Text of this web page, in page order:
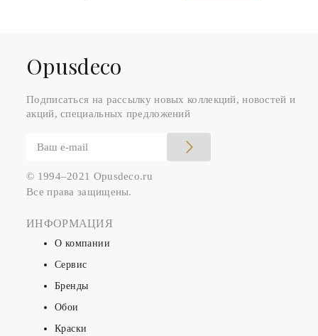
Оpusdeco
Подписаться на рассылку новых коллекций, новостей и
акций, специальных предложений
© 1994–2021 Opusdeco.ru
Все права защищены.
ИНФОРМАЦИЯ
О компании
Сервис
Бренды
Обои
Краски